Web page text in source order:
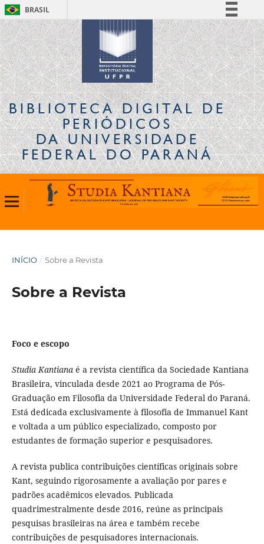
BRASIL
Simplifique!
Comunica BR
Participe
Acesso à informação
Legislação
Canais
BIBLIOTECA DIGITALDE
PERIÓDICOS
DA UNIVERSIDADE
FEDERAL DO PARANÁ
INÍCIO / Sobre a Revista
Sobre a Revista
Foco e escopo
Studia Kantianaé a revista científica da Sociedade Kantiana
Brasileira, vinculada desde 2021 ao Programa de Pós-
Graduação em Filosofia da Universidade Federal do Paraná.
Está dedicada exclusivamente à filosofia de Immanuel Kant
e voltada a um público especializado, composto por
estudantes de formação superior e pesquisadores.
A revista publica contribuições científicas originais sobre
Kant, seguindo rigorosamente a avaliação por pares e
padrões acadêmicos elevados. Publicada
quadrimestralmente desde 2016, reúne as principais
pesquisas brasileiras na área e também recebe
contribuições de pesquisadores internacionais.